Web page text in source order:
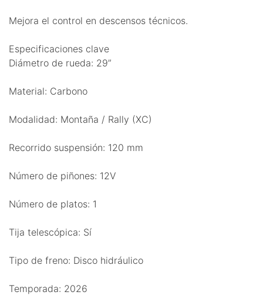
Mejora el control en descensos técnicos.
Especificaciones clave
Diámetro de rueda: 29”
Material: Carbono
Modalidad: Montaña / Rally (XC)
Recorrido suspensión: 120 mm
Número de piñones: 12V
Número de platos: 1
Tija telescópica: Sí
Tipo de freno: Disco hidráulico
Temporada: 2026